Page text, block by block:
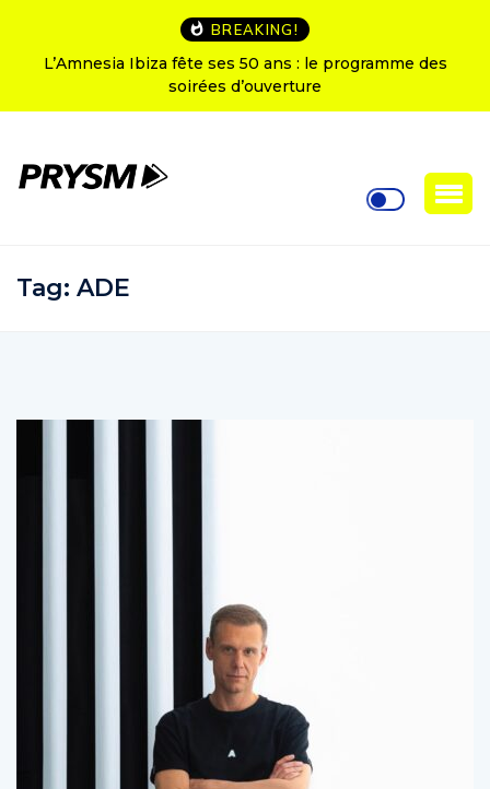
BREAKING!
L’Amnesia Ibiza fête ses 50 ans : le programme des
soirées d’ouverture
Tag: ADE